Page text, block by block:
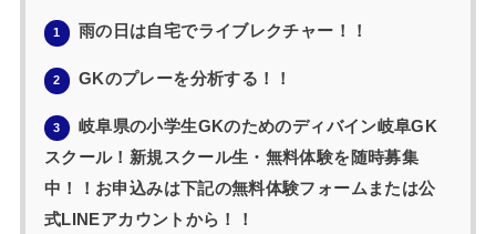
1 雨の日は自宅でライブレクチャー！！
2 GKのプレーを分析する！！
3
岐阜県の小学生GKのためのディバイン岐阜GK
スクール！新規スクール生・無料体験を随時募集
中！！お申込みは下記の無料体験フォームまたは公
式LINEアカウントから！！